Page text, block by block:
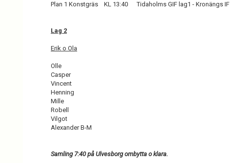
Plan 1 Konstgräs KL 13:40 Tidaholms GIF lag1 - Kronängs IF
Lag 2
Erik o Ola
Olle
Casper
Vincent
Henning
Mille
Robell
Vilgot
Alexander B-M
Samling 7:40 på Ulvesborg ombytta o klara.